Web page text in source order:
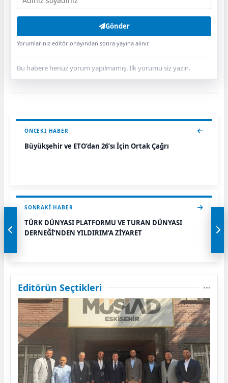
Gönder
Yorumlarınız editör onayından sonra yayına alınır.
Bu habere henüz yorum yapılmamış. İlk yorumu siz yazın.
ÖNCEKI HABER
Büyükşehir ve ETO’dan 26’sı İçin Ortak Çağrı
SONRAKI HABER
TÜRK DÜNYASI PLATFORMU VE TURAN DÜNYASI
DERNEĞİ’NDEN YILDIRIM’A ZİYARET
Editörün Seçtikleri